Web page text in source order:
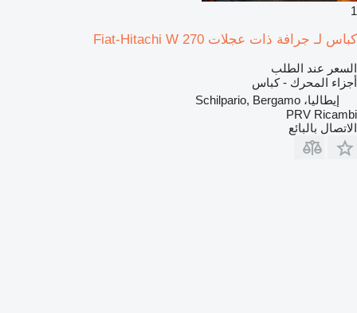
1
كباس لـ جرافة ذات عجلات Fiat-Hitachi W 270
السعر عند الطلب
أجزاء المحرك - كباس
إيطاليا، Schilpario, Bergamo
PRV Ricambi
الاتصال بالبائع